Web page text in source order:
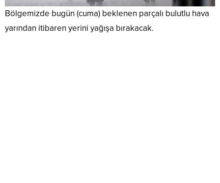
Bölgemizde bugün (cuma) beklenen parçalı bulutlu hava
yarından itibaren yerini yağışa bırakacak.